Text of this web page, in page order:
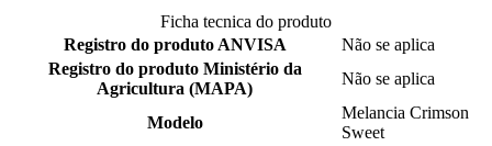
Ficha tecnica do produto
Registro do produto ANVISA
Não se aplica
Registro do produto Ministério da
Agricultura (MAPA)
Não se aplica
Modelo
Melancia Crimson
Sweet